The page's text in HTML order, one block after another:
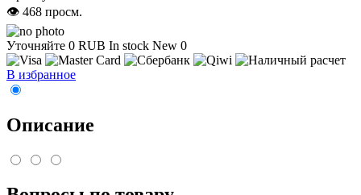
👁 468 просм.
Уточняйте 0 RUB In stock New 0
В избранное
Описание